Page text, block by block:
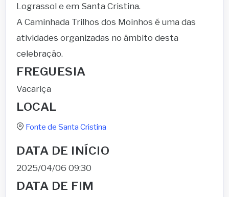
Lograssol e em Santa Cristina.
A Caminhada Trilhos dos Moinhos é uma das
atividades organizadas no âmbito desta
celebração.
FREGUESIA
Vacariça
LOCAL
Fonte de Santa Cristina
DATA DE INÍCIO
2025/04/06 09:30
DATA DE FIM